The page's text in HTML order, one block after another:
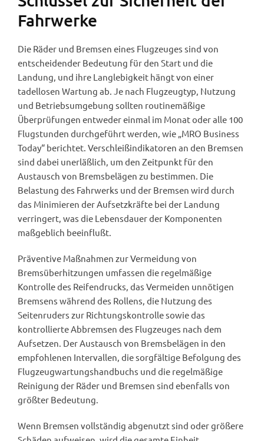
Fahrwerke
Die Räder und Bremsen eines Flugzeuges sind von
entscheidender Bedeutung für den Start und die
Landung, und ihre Langlebigkeit hängt von einer
tadellosen Wartung ab. Je nach Flugzeugtyp, Nutzung
und Betriebsumgebung sollten routinemäßige
Überprüfungen entweder einmal im Monat oder alle 100
Flugstunden durchgeführt werden, wie „MRO Business
Today“ berichtet. Verschleißindikatoren an den Bremsen
sind dabei unerläßlich, um den Zeitpunkt für den
Austausch von Bremsbelägen zu bestimmen. Die
Belastung des Fahrwerks und der Bremsen wird durch
das Minimieren der Aufsetzkräfte bei der Landung
verringert, was die Lebensdauer der Komponenten
maßgeblich beeinflußt.
Präventive Maßnahmen zur Vermeidung von
Bremsüberhitzungen umfassen die regelmäßige
Kontrolle des Reifendrucks, das Vermeiden unnötigen
Bremsens während des Rollens, die Nutzung des
Seitenruders zur Richtungskontrolle sowie das
kontrollierte Abbremsen des Flugzeuges nach dem
Aufsetzen. Der Austausch von Bremsbelägen in den
empfohlenen Intervallen, die sorgfältige Befolgung des
Flugzeugwartungshandbuchs und die regelmäßige
Reinigung der Räder und Bremsen sind ebenfalls von
größter Bedeutung.
Wenn Bremsen vollständig abgenutzt sind oder größere